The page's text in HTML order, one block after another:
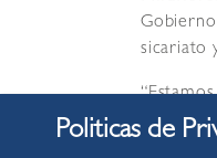
sicariato
hechos